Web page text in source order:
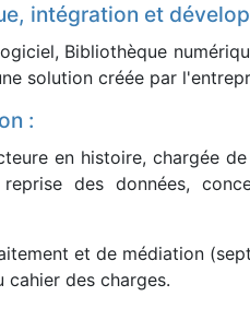
intégration et
Bibliothèque
solution créée par
:
en histoire, chargée
des données,
et de médiation
des charges.